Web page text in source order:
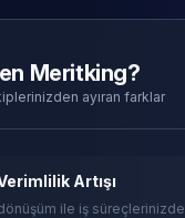
Meritking?
ayıran farklar
Artışı
ile iş süreçlerinizde